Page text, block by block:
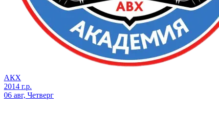
АКХ
2014 г.р.
06 авг, Четверг